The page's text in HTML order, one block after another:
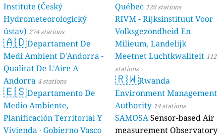
Institute (Český
Hydrometeorologický
ústav) 274 stations
🇦🇩Departament De
Medi Ambient D'Andorra -
Qualitat De L'Aire A
Andorra 4 stations
🇪🇸Departamento De
Medio Ambiente,
Planificación Territorial Y
Vivienda · Gobierno Vasco
Québec 126 stations
RIVM - Rijksinstituut Voor
Volksgezondheid En
Milieum, Landelijk
Meetnet Luchtkwaliteit 112
stations
🇷🇼Rwanda
Environment Management
Authority 14 stations
SAMOSASensor-based Air
measurement Observatory